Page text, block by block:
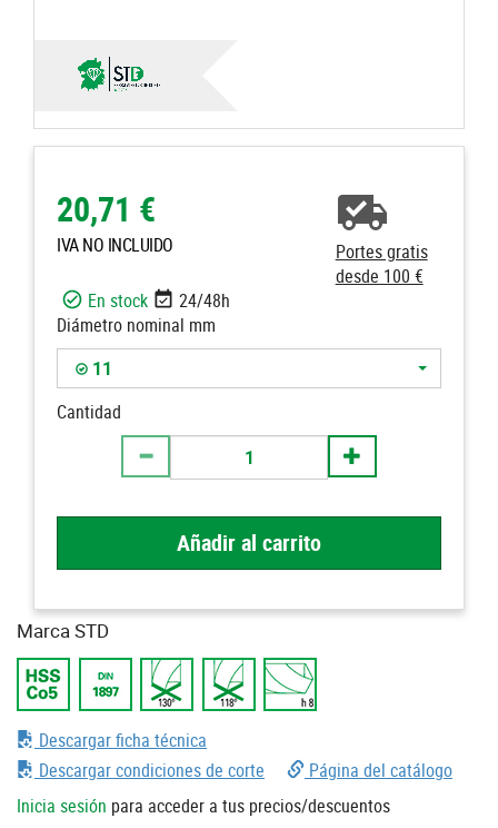
20,71 €
IVA NO INCLUIDO
Portes gratis
desde 100 €
En stock
24/48h
Diámetro nominal mm
11
Cantidad
Añadir al carrito
Marca STD
Descargar ficha técnica
Descargar condiciones de corte
Página del catálogo
Inicia sesión para acceder a tus precios/descuentos